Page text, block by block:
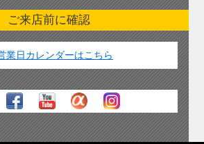
ご来店前に確認
業日カレンダーはこちら